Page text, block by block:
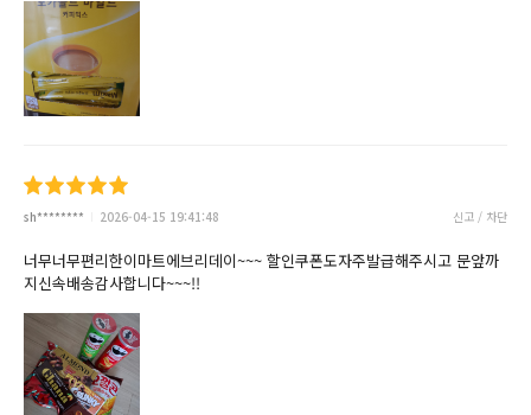
sh******** 2026-04-15 19:41:48 신고 / 차단
너무너무편리한이마트에브리데이~~~ 할인쿠폰도자주발급해주시고 문앞까
지신속배송감사합니다~~~!!